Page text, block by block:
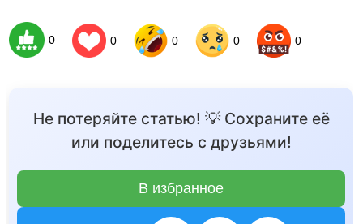
0 0 0 0 0
Не потеряйте статью! 💡 Сохраните её
или поделитесь с друзьями!
В избранное